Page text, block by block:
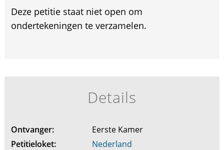
Deze petitie staat niet open om
ondertekeningen te verzamelen.
Details
Ontvanger:
Eerste Kamer
Petitieloket:
Nederland